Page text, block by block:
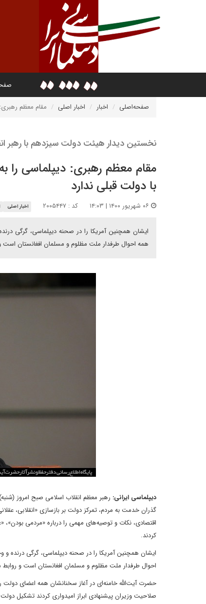
صفحه‌اصلی اخبار اخبار اصلی مقام معظم
نخستین دیدار هیئت دولت سیزدهم با رهبر
مقام معظم رهبری: دیپلماسی را
با دولت قبلی ندارد
کد : ۲۰۰۵۴۴۷ اخبار اصلی
ایشان همچنین آمریکا را در صحنه دیپلماسی، گرگی
همه احوال طرفدار ملت مظلوم و مسلمان افغانستان است و
دیپلماسی ایرانی: رهبر معظم انقلاب اسلامی صبح امروز
گذران خدمت به مردم، تمرکز دولت بر بازسازی «انقلابی،
اقتصادی، نکات و توصیه‌های مهمی را درباره «مردمی بودن»،
کردند.
ایشان همچنین آمریکا را در صحنه دیپلماسی، گرگی درنده و
احوال طرفدار ملت مظلوم و مسلمان افغانستان است و روابط
حضرت آیت‌الله خامنه‌ای در آغاز سخنانشان همه اعضای
صلاحیت وزیران پیشنهادی ابراز امیدواری کردند تشکیل